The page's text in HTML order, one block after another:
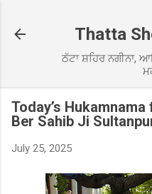
Thatta
ਠੱਟਾ ਸ਼ਹਿਰ ਨਗੀਨਾ,
Today’s
Ber Sahib Ji
July 25, 2025